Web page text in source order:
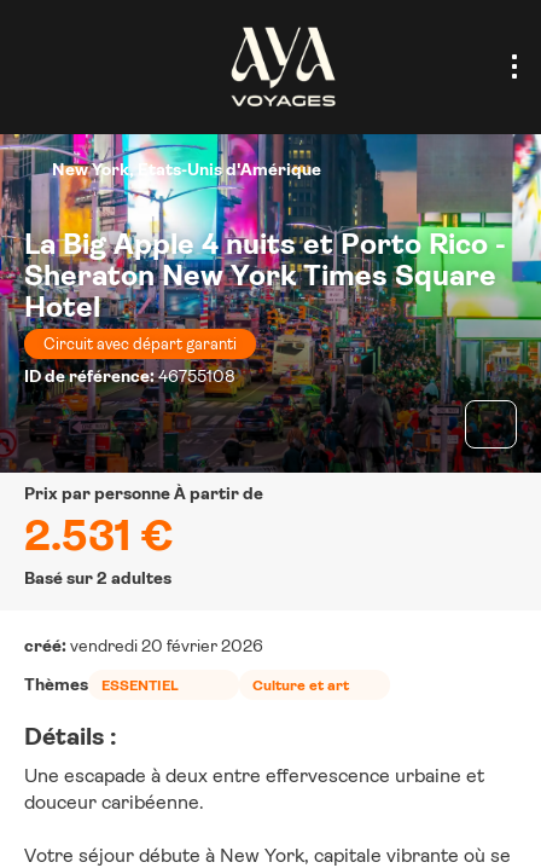
La Big Apple 4 nuits et Porto Rico -
Sheraton New York Times Square
Hotel
Circuit avec départ garanti
ID de référence:46755108
New York, Etats-Unis d'Amérique
prix par personne À partir de
2.531 €
Basé sur 2 adultes
créé:vendredi 20 février 2026
Thèmes
ESSENTIEL Culture et art
Détails :
Une escapade à deux entre effervescence urbaine et
douceur caribéenne.
Votre séjour débute à New York, capitale vibrante où se